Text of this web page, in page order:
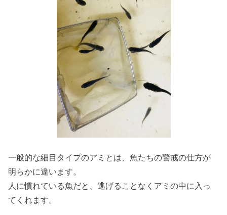
一般的な細目タイプのアミとは、魚たちの警戒の仕方が
明らかに違います。
人に慣れている魚だと、逃げることなくアミの中に入っ
てくれます。